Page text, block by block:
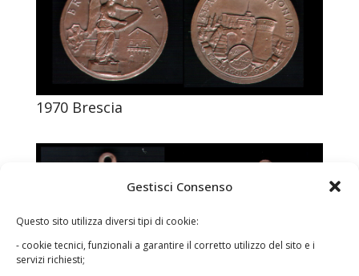
Gestisci Consenso
Questo sito utilizza diversi tipi di cookie:
- cookie tecnici, funzionali a garantire il corretto utilizzo del sito e i
servizi richiesti;
1970 Brescia